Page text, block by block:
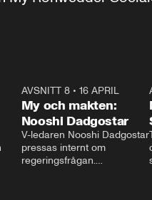
AVSNITT 8• 16 APRIL
My och makten:
Nooshi Dadgostar
V-ledaren Nooshi Dadgostar
pressas internt om
regeringsfrågan.